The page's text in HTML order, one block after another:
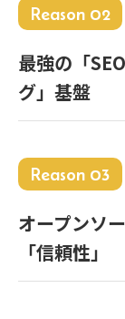
Reason 02
最強の「
グ」基盤
Reason 03
オープンソ
「信頼性」